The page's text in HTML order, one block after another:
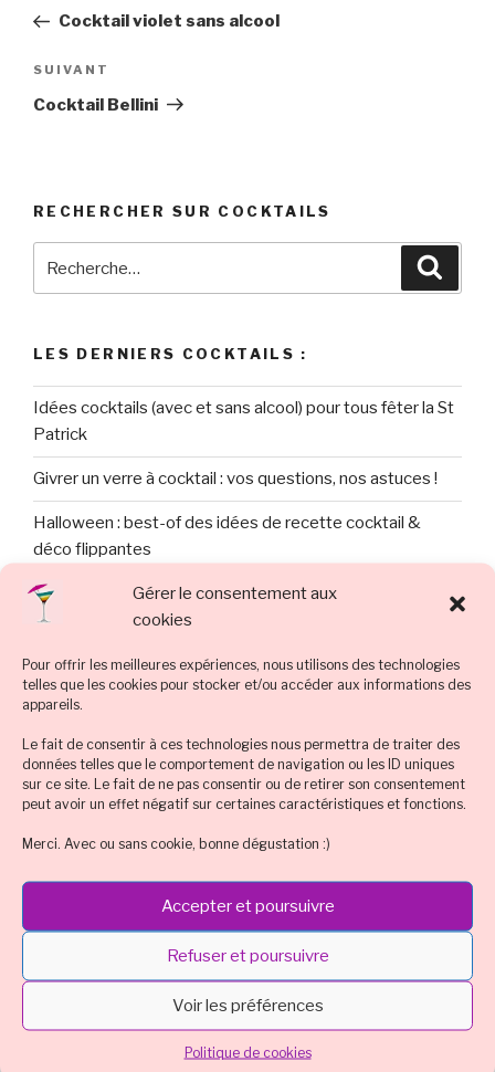
Gérer le consentement aux
cookies
Pour offrir les meilleures expériences, nous utilisons des technologies
telles que les cookies pour stocker et/ou accéder aux informations des
appareils.
Le fait de consentir à ces technologies nous permettra de traiter des
données telles que le comportement de navigation ou les ID uniques
sur ce site. Le fait de ne pas consentir ou de retirer son consentement
peut avoir un effet négatif sur certaines caractéristiques et fonctions.
Merci. Avec ou sans cookie, bonne dégustation :)
Accepter et poursuivre
Refuser et poursuivre
Voir les préférences
Politique de cookies
l’article
précédent
Cocktail violet sans alcool
Article
suivant
SUIVANT
Cocktail Bellini
RECHERCHER SUR COCKTAILS
pour
LES DERNIERS COCKTAILS :
Idées cocktails (avec et sans alcool) pour tous fêter la St
Patrick
Givrer un verre à cocktail : vos questions, nos astuces !
Halloween : best-of des idées de recette cocktail &
déco flippantes
Recette : le Cocktail Crépuscule en Dégradé d’Halloween
Tweets by dessertchocolat
marketing et activer ce contenu